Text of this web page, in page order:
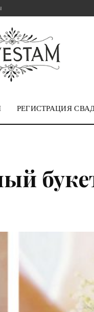
РЕГИСТРАЦИЯ